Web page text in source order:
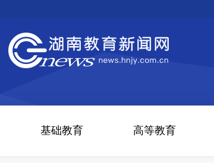
基础教育 高等教育